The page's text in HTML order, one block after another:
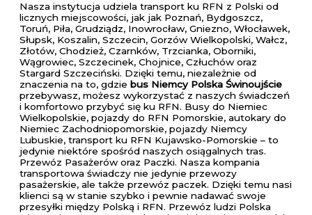
Nasza instytucja udziela transport ku RFN z Polski od
licznych miejscowości, jak jak Poznań, Bydgoszcz,
Toruń, Piła, Grudziądz, Inowrocław, Gniezno, Włocławek,
Słupsk, Koszalin, Szczecin, Gorzów Wielkopolski, Wałcz,
Złotów, Chodzież, Czarnków, Trzcianka, Oborniki,
Wągrowiec, Szczecinek, Chojnice, Człuchów oraz
Stargard Szczeciński. Dzięki temu, niezależnie od
znaczenia na to, gdzie bus Niemcy Polska Świnoujście
przebywasz, możesz wykorzystać z naszych świadczeń
i komfortowo przybyć się ku RFN. Busy do Niemiec
Wielkopolskie, pojazdy do RFN Pomorskie, autokary do
Niemiec Zachodniopomorskie, pojazdy Niemcy
Lubuskie, transport ku RFN Kujawsko-Pomorskie – to
jedynie niektóre spośród naszych osiągalnych tras.
Przewóz Pasażerów oraz Paczki. Nasza kompania
transportowa świadczy nie jedynie przewozy
pasażerskie, ale także przewóz paczek. Dzięki temu nasi
klienci są w stanie szybko i pewnie nadawać swoje
przesyłki między Polską i RFN. Przewóz ludzi Polska